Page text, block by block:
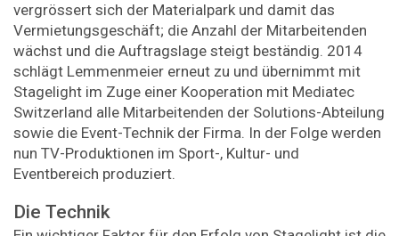
vergrössert sich der Materialpark und damit das
Vermietungsgeschäft; die Anzahl der Mitarbeitenden
wächst und die Auftragslage steigt beständig. 2014
schlägt Lemmenmeier erneut zu und übernimmt mit
Stagelight im Zuge einer Kooperation mit Me­diatec
Switzerland alle Mitarbeitenden der Solutions-Abteilung
sowie die Event-Technik der Firma. In der Folge werden
nun TV-Produktionen im Sport-, Kultur- und
Eventbereich produziert.
Die Technik